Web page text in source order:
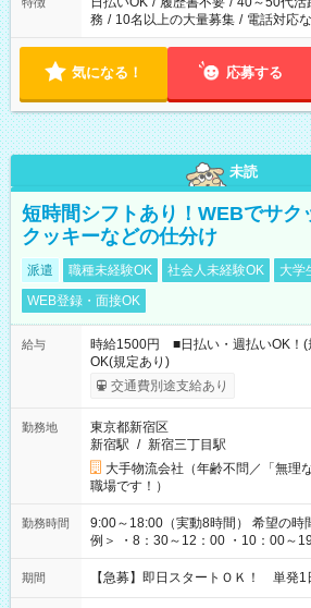
務 / 10名以上の大量募集 / 電話対応
気になる！ 応募する
未読
短時間シフトあり！WEBでサク
クッキーなどの仕分け
派遣 職種未経験OK 社会人未経験OK 大学
WEB登録・面接OK
給与
時給1500円 ■日払い・週払いOK！
OK(規定あり)
交通費別途支給あり
勤務地
東京都新宿区
新宿駅 / 新宿三丁目駅
大手物流会社（年齢不問／「無理
職場です！）
勤務時間
9:00～18:00（実動8時間） 希望の時間帯を選べます！ ＜シフト
例＞ ・8：30～12：00 ・10：00～
・13：00～22：00 ・22：00～翌6
期間 【急募】即日スタートＯＫ！ 単発1